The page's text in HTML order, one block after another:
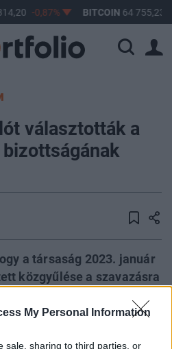
My Personal Information
sale, sharing to third parties, or
-0,87% BITCOIN 64 755,23
választották a
a társaság 2023. január
közgyűlése a szavazásra
mellett az előzetesen